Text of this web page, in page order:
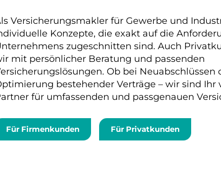
Versicherungsmakler für Gewerbe und
Konzepte, die exakt auf die
zugeschnitten sind. Auch
mit persönlicher Beratung und passenden
Ob bei Neuabschlüssen
bestehender Verträge – wir sind Ihr
für umfassenden und passgenauen
Für Firmenkunden Für Privatkunden